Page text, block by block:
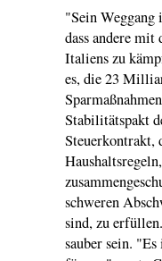
"Sein Weggang
dass andere mit
Italiens zu
es, die 23
Stabilitätspakt
Steuerkontrakt,
schweren
sind, zu
sauber sein.